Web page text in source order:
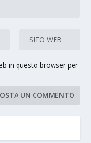
in questo browser per